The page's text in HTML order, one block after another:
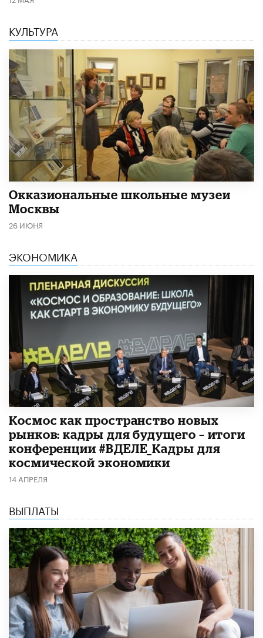
КУЛЬТУРА
​Окказиональные школьные музеи
Москвы
26 ИЮНЯ
ЭКОНОМИКА
Космос как пространство новых
рынков: кадры для будущего – итоги
конференции #ВДЕЛЕ_Кадры для
космической экономики
14 АПРЕЛЯ
ВЫПЛАТЫ